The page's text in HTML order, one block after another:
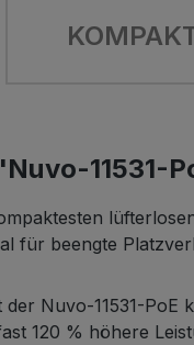
11531-
für beengte
Nuvo-11531-
120 % höhere